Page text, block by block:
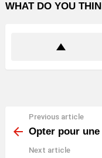
WHAT DO YOU
more
Previous article
Opter pour
Next article